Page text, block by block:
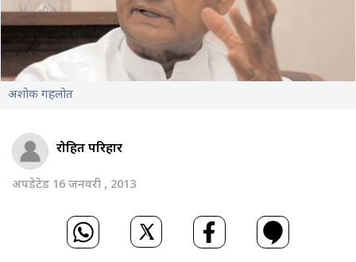
अशोक गहलोत
रोहित परिहार
अपडेटेड 16 जनवरी , 2013